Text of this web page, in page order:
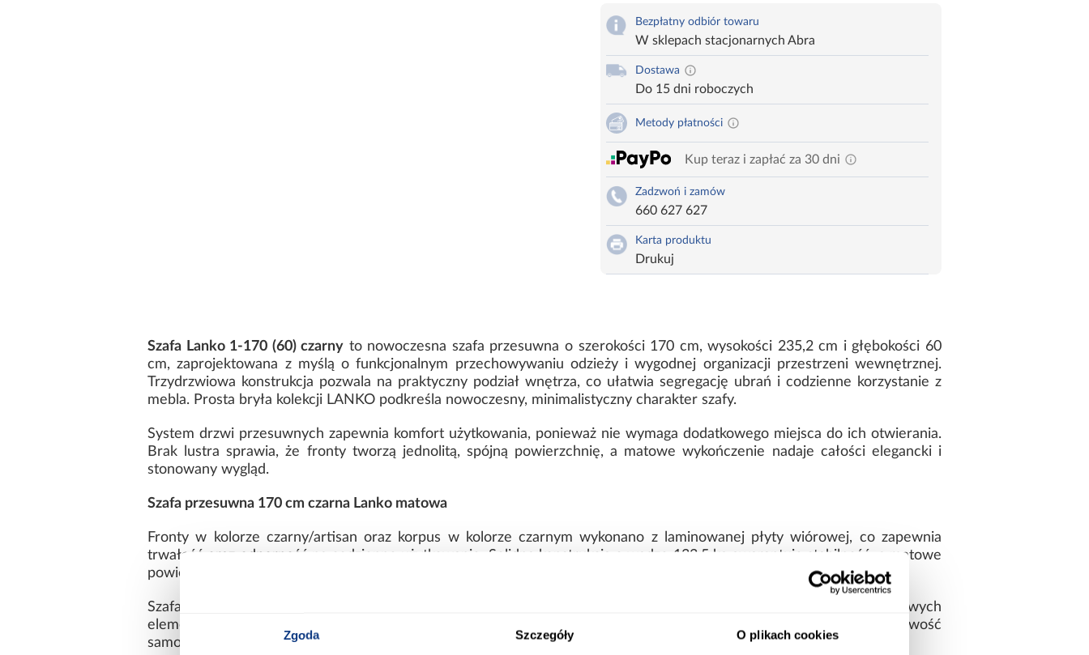
Zgoda Szczegóły O plikach cookies
Bezpłatny odbiór towaru
W sklepach stacjonarnych Abra
Dostawa
Do 15 dni roboczych
Metody płatności
Kup teraz i zapłać za 30 dni
Zadzwoń i zamów
660 627 627
Karta produktu
Drukuj
Szafa Lanko 1-170 (60) czarny to nowoczesna szafa przesuwna o szerokości 170 cm, wysokości 235,2 cm i głębokości 60
cm, zaprojektowana z myślą o funkcjonalnym przechowywaniu odzieży i wygodnej organizacji przestrzeni wewnętrznej.
Trzydrzwiowa konstrukcja pozwala na praktyczny podział wnętrza, co ułatwia segregację ubrań i codzienne korzystanie z
mebla. Prosta bryła kolekcji LANKO podkreśla nowoczesny, minimalistyczny charakter szafy.
System drzwi przesuwnych zapewnia komfort użytkowania, ponieważ nie wymaga dodatkowego miejsca do ich otwierania.
Brak lustra sprawia, że fronty tworzą jednolitą, spójną powierzchnię, a matowe wykończenie nadaje całości elegancki i
stonowany wygląd.
Szafa przesuwna 170 cm czarna Lanko matowa
Fronty w kolorze czarny/artisan oraz korpus w kolorze czarnym wykonano z laminowanej płyty wiórowej, co zapewnia
trwałość oraz odporność na codzienne użytkowanie. Solidna konstrukcja o wadze 133,5 kg gwarantuje stabilność, a matowe
powierzchnie podkreślają nowoczesny i jednolity charakter bryły.
Szafa Lanko 1-170 czarny nie posiada oświetlenia, dzięki czemu zachowuje prostą i funkcjonalną formę bez dodatkowych
elementów. Przemyślany układ wnętrza pozwala wygodnie zarządzać przestrzenią do przechowywania, a możliwość
samodzielnego montażu ułatwia dopasowanie mebla do indywidualnych potrzeb.